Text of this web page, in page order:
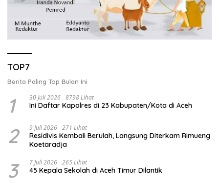
TOP7
Berita Paling Top Bulan Ini
1 30 Juli 2026 8798 Lihat
Ini Daftar Kapolres di 23 Kabupaten/Kota di Aceh
2 9 Juli 2026 271 Lihat
Residivis Kembali Berulah, Langsung Diterkam Rimueng
Koetaradja
3 7 Juli 2026 265 Lihat
45 Kepala Sekolah di Aceh Timur Dilantik